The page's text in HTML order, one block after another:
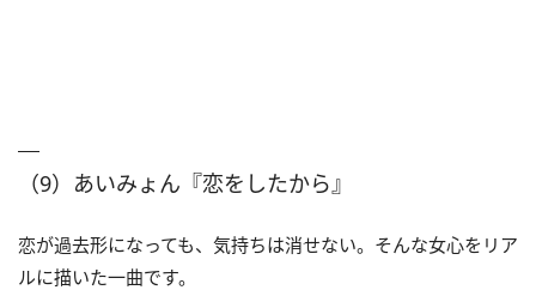
（9）あいみょん『恋をしたから』
恋が過去形になっても、気持ちは消せない。そんな女心をリア
ルに描いた一曲です。